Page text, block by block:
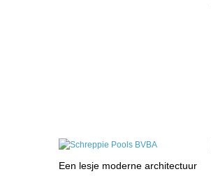
Een lesje moderne architectuur